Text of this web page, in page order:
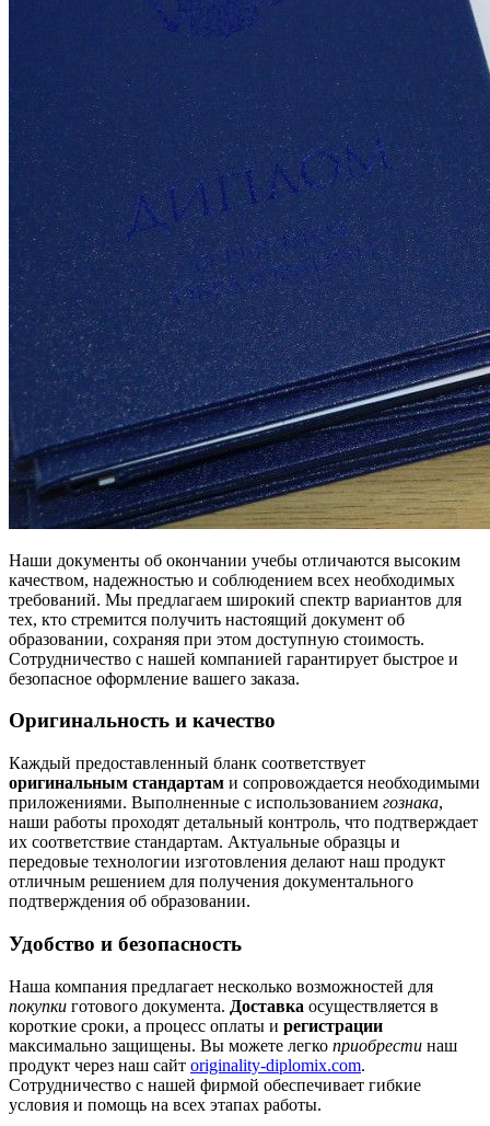
Наши документы об окончании учебы отличаются высоким
качеством, надежностью и соблюдением всех необходимых
требований. Мы предлагаем широкий спектр вариантов для
тех, кто стремится получить настоящий документ об
образовании, сохраняя при этом доступную стоимость.
Сотрудничество с нашей компанией гарантирует быстрое и
безопасное оформление вашего заказа.
Оригинальность и качество
Каждый предоставленный бланк соответствует
оригинальным стандартам и сопровождается необходимыми
приложениями. Выполненные с использованием гознака,
наши работы проходят детальный контроль, что подтверждает
их соответствие стандартам. Актуальные образцы и
передовые технологии изготовления делают наш продукт
отличным решением для получения документального
подтверждения об образовании.
Удобство и безопасность
Наша компания предлагает несколько возможностей для
покупки готового документа. Доставка осуществляется в
короткие сроки, а процесс оплаты и регистрации
максимально защищены. Вы можете легко приобрести наш
продукт через наш сайт originality-diplomix.com.
Сотрудничество с нашей фирмой обеспечивает гибкие
условия и помощь на всех этапах работы.